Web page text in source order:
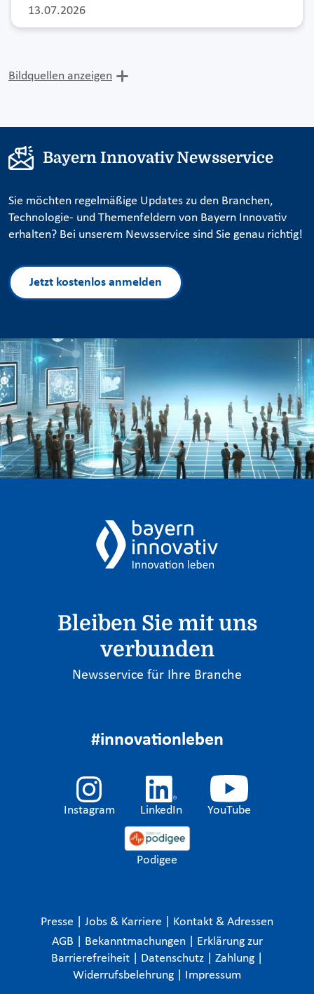
13.07.2026
Bildquellen anzeigen
Bayern Innovativ Newsservice
Sie möchten regelmäßige Updates zu den Branchen,
Technologie- und Themenfeldern von Bayern Innovativ
erhalten? Bei unserem Newsservice sind Sie genau richtig!
Jetzt kostenlos anmelden
Bleiben Sie mit uns
verbunden
Newsservice für Ihre Branche
#innovationleben
Instagram LinkedIn YouTube
Podigee
Presse Jobs & Karriere
Kontakt & Adressen
AGB
Bekanntmachungen
Erklärung zur
Barrierefreiheit
Datenschutz Zahlung
Widerrufsbelehrung
Impressum